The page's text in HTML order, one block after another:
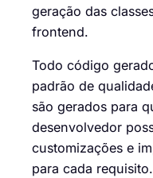
geração das
frontend.
Todo código
padrão de
são gerados para
desenvolvedor
customizações e
para cada requisito.